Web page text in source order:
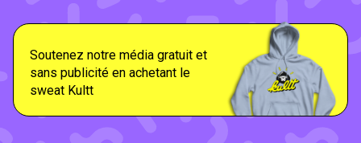
Soutenez notre média gratuit et
sans publicité en achetant le
sweat Kultt